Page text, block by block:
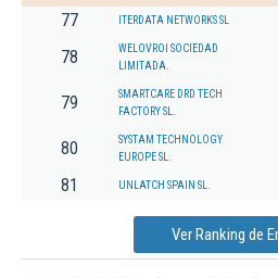
77 ITERDATA NETWORKS SL
78
WELOVROI SOCIEDAD
LIMITADA.
79
SMARTCARE DRD TECH
FACTORY SL.
80
SYSTAM TECHNOLOGY
EUROPE SL.
81 UNLATCH SPAIN SL.
Ver Ranking de